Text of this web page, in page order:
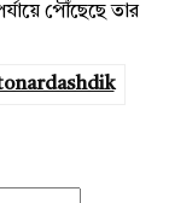
পৌঁছেছে তার